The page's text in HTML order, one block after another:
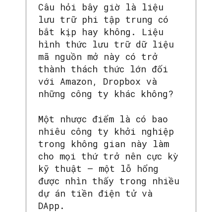
Câu hỏi bây giờ là liệu
lưu trữ phi tập trung có
bắt kịp hay không. Liệu
hình thức lưu trữ dữ liệu
mã nguồn mở này có trở
thành thách thức lớn đối
với Amazon, Dropbox và
những công ty khác không?
Một nhược điểm là có bao
nhiêu công ty khởi nghiệp
trong không gian này làm
cho mọi thứ trở nên cực kỳ
kỹ thuật – một lỗ hổng
được nhìn thấy trong nhiều
dự án tiền điện tử và
DApp.